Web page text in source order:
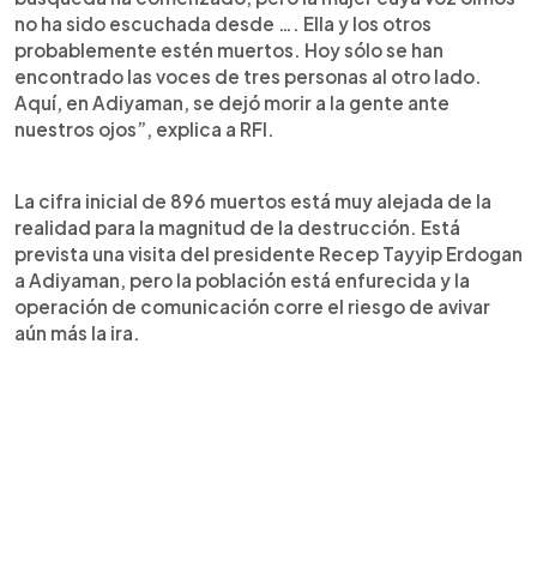
no ha sido escuchada desde …. Ella y los otros
probablemente estén muertos. Hoy sólo se han
encontrado las voces de tres personas al otro lado.
Aquí, en Adiyaman, se dejó morir a la gente ante
nuestros ojos”, explica a RFI.
La cifra inicial de 896 muertos está muy alejada de la
realidad para la magnitud de la destrucción. Está
prevista una visita del presidente Recep Tayyip Erdogan
a Adiyaman, pero la población está enfurecida y la
operación de comunicación corre el riesgo de avivar
aún más la ira.